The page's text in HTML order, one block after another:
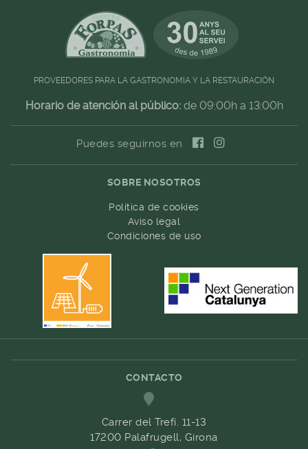
PROVEEDORES PARA LA GASTRONOMIA Y LA RESTAURACIÓN
Horario de atención al público:de 09:00h a 13:00h
Puedes seguirnos en
SOBRE NOSOTROS
Política de cookies
Aviso legal
Condiciones de uso
CONTACTO
Carrer del Trefí. 11-13
17200 Palafrugell, Girona